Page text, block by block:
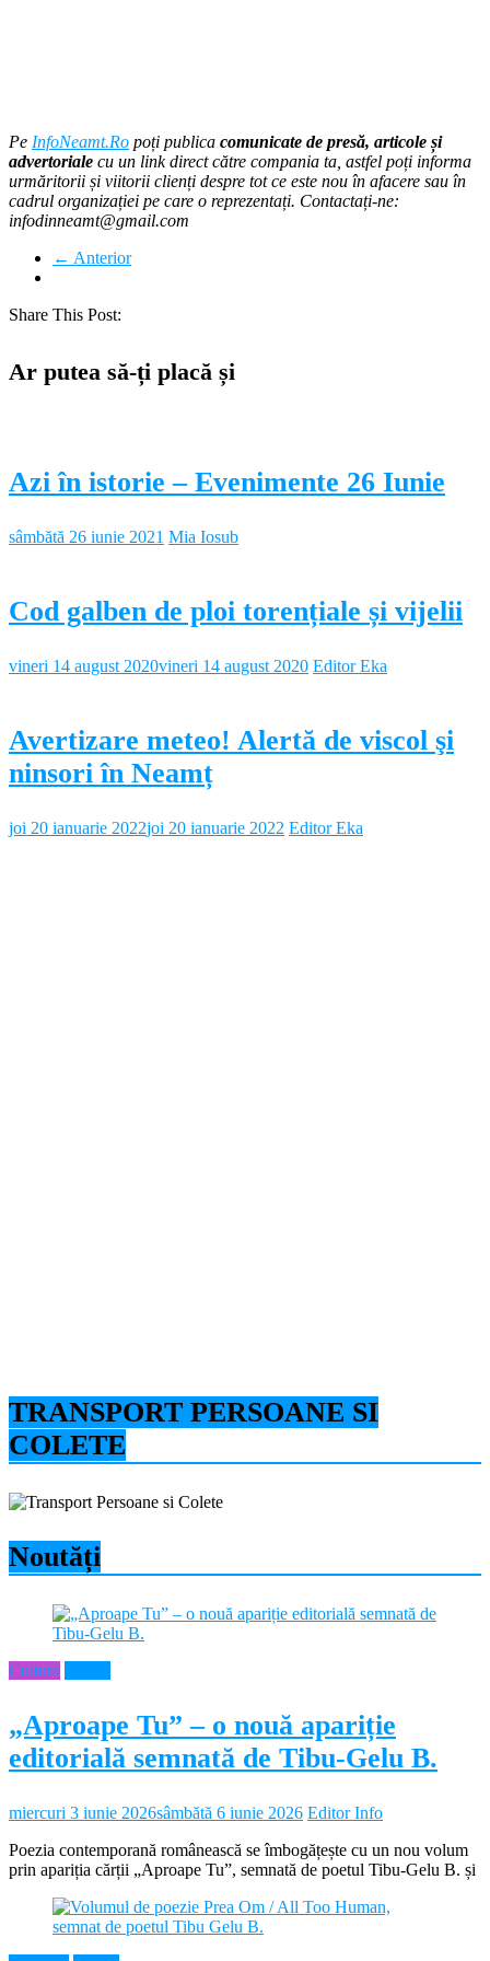
Pe InfoNeamt.Ro poți publica comunicate de presă, articole și
advertoriale cu un link direct către compania ta, astfel poți informa
urmăritorii și viitorii clienți despre tot ce este nou în afacere sau în
cadrul organizației pe care o reprezentați. Contactați-ne:
infodinneamt@gmail.com
← Anterior
Share This Post:
Ar putea să-ți placă și
Azi în istorie – Evenimente 26 Iunie
sâmbătă 26 iunie 2021 Mia Iosub
Cod galben de ploi torențiale și vijelii
vineri 14 august 2020vineri 14 august 2020 Editor Eka
Avertizare meteo! Alertă de viscol şi
ninsori în Neamț
joi 20 ianuarie 2022joi 20 ianuarie 2022 Editor Eka
TRANSPORT PERSOANE SI
COLETE
Noutăți
Cultura
„Aproape Tu” – o nouă apariție
editorială semnată de Tibu-Gelu B.
miercuri 3 iunie 2026sâmbătă 6 iunie 2026 Editor Info
Poezia contemporană românească se îmbogățește cu un nou volum
prin apariția cărții „Aproape Tu”, semnată de poetul Tibu-Gelu B. și